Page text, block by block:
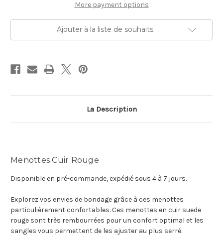
More payment options
Ajouter à la liste de souhaits
La Description
Menottes Cuir Rouge
Disponible en pré-commande, expédié sous 4 à 7 jours.
Explorez vos envies de bondage grâce à ces menottes
particulièrement confortables. Ces menottes en cuir suede
rouge sont très rembourrées pour un confort optimal et les
sangles vous permettent de les ajuster au plus serré.